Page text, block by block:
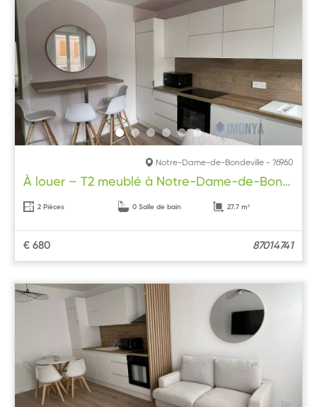
Notre-Dame-de-Bondeville - 76960
À louer – T2 meublé à Notre-Dame-de-Bondeville
2 Pièces 0 Salle de bain 27.7 m²
€ 680 87014741